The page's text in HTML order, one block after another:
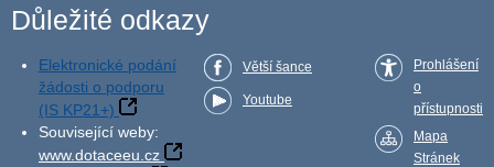
Důležité odkazy
Elektronické podání
žádosti o podporu
(IS KP21+)
Související weby:
www.dotaceeu.cz
Větší šance
Youtube
Prohlášení
o
přístupnosti
Mapa
Stránek